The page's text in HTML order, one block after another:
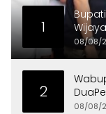
1
di
08/08/
2
08/08/